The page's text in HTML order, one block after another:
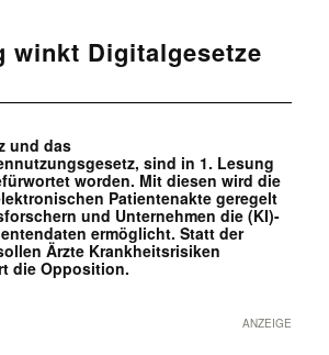
winkt Digitalgesetze
und das
sind in 1. Lesung
worden. Mit diesen wird die
Patientenakte geregelt
und Unternehmen die (KI)-
ermöglicht. Statt der
Ärzte Krankheitsrisiken
die Opposition.
ANZEIGE